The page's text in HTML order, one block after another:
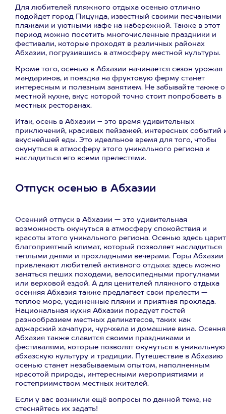
Для любителей пляжного отдыха осенью отлично
подойдет город Пицунда, известный своими песчаными
пляжами и уютными кафе на набережной. Также в этот
период можно посетить многочисленные праздники и
фестивали, которые проходят в различных районах
Абхазии, погрузившись в атмосферу местной культуры.
Кроме того, осенью в Абхазии начинается сезон урожая
мандаринов, и поездка на фруктовую ферму станет
интересным и полезным занятием. Не забывайте также о
местной кухне, вкус которой точно стоит попробовать в
местных ресторанах.
Итак, осень в Абхазии – это время удивительных
приключений, красивых пейзажей, интересных событий
вкуснейшей еды. Это идеальное время для того, чтобы
окунуться в атмосферу этого уникального региона и
насладиться его всеми прелестями.
Отпуск осенью в Абхазии
Осенний отпуск в Абхазии — это удивительная
возможность окунуться в атмосферу спокойствия и
красоты этого уникального региона. Осенью здесь царит
благоприятный климат, который позволяет насладиться
теплыми днями и прохладными вечерами. Горы Абхазии
привлекают любителей активного отдыха: здесь можно
заняться пеших походами, велосипедными прогулками
или верховой ездой. А для ценителей пляжного отдыха
осенняя Абхазия также предлагает свои прелести —
теплое море, уединенные пляжи и приятная прохлада.
Национальная кухня Абхазии порадует гостей
разнообразием местных деликатесов, таких как
аджарский хачапури, чурчхела и домашние вина.
Абхазия также славится своими праздниками и
фестивалями, которые позволят окунуться в уникальную
абхазскую культуру и традиции. Путешествие в Абхазию
осенью станет незабываемым опытом, наполненным
красотой природы, интересными мероприятиями и
гостеприимством местных жителей.
Если у вас возникли ещё вопросы по данной теме, не
стесняйтесь их задать!